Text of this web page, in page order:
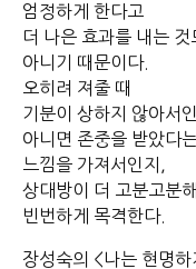
엄정하게 한다고
더 나은 효과를 내는 것
아니기 때문이다.
오히려 져줄 때
기분이 상하지 않아서
아니면 존중을 받았다
느낌을 가져서인지,
상대방이 더 고분고분
빈번하게 목격한다.
장성숙의 <나는 현명